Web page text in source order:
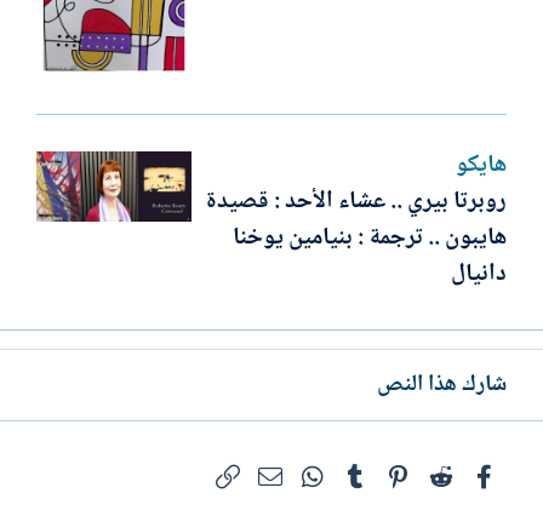
هايكو
روبرتا بيري .. عشاء الأحد : قصيدة
هايبون .. ترجمة : بنيامين يوخنا
دانيال
شارك هذا النص
فيسبوكReddit
Pinterest
Tumblr
WhatsAppالبريد الإلكتروني